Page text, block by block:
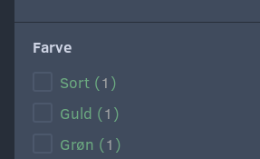
Farve
Sort (1 )
Guld (1 )
Grøn (1 )